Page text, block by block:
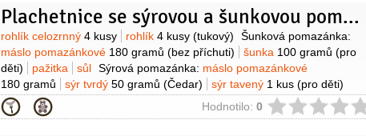
2 lžíce Na hnízdo: čokoláda na vaření 30 gramů máslo2 lžičky
slané
tyčinky
30 kusů (tenké) minipreclíky 1 hrst (slané) marcipán
3 kusy
(nebo potahovací hmota, různé barvy)
Kromě toho: máslo
(na vymazání
formy)
kakao (na vysypání formy) cukrářské zdobení (drobné kvítky)
Plachetnice se sýrovou a šunkovou pomazánkou
Suroviny
rohlík celozrnný 4 kusy rohlík 4 kusy (tukový)
Šunková pomazánka:
máslo pomazánkové 180 gramů (bez příchuti) šunka 100 gramů (pro
děti)
pažitka sůl Sýrová pomazánka: máslo pomazánkové
180 gramů
sýr tvrdý 50 gramů (Čedar) sýr tavený 1 kus (pro děti)
Ozdoba: sýr polotvrdý (Eidam)
rajčátka cherry
100 gramů
hroznové víno100 gramů slané tyčinky1 balení
Kategorie Hodnotilo: 0